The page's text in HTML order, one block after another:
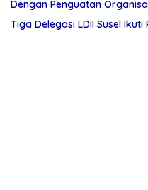
Dengan Penguatan
Tiga Delegasi LDII Susel